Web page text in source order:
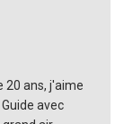
20 ans, j'aime
avec